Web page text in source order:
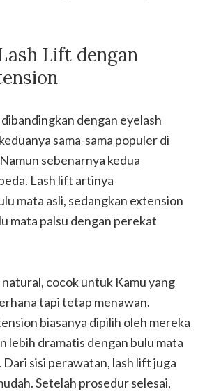
Lift dengan
dengan eyelash
sama-sama populer di
sebenarnya kedua
Lash lift artinya
mata asli, sedangkan extension
mata palsu dengan perekat
cocok untuk Kamu yang
tapi tetap menawan.
biasanya dipilih oleh mereka
lebih dramatis dengan bulu mata
Dari sisi perawatan, lash lift juga
Setelah prosedur selesai,